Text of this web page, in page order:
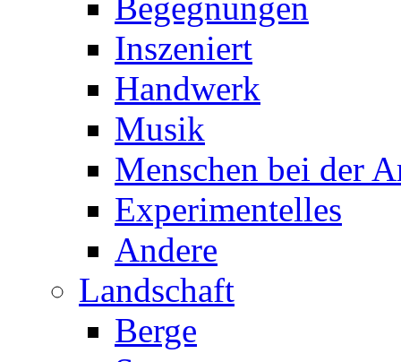
Begegnungen
Inszeniert
Handwerk
Musik
Menschen bei der
Experimentelles
Andere
Landschaft
Berge